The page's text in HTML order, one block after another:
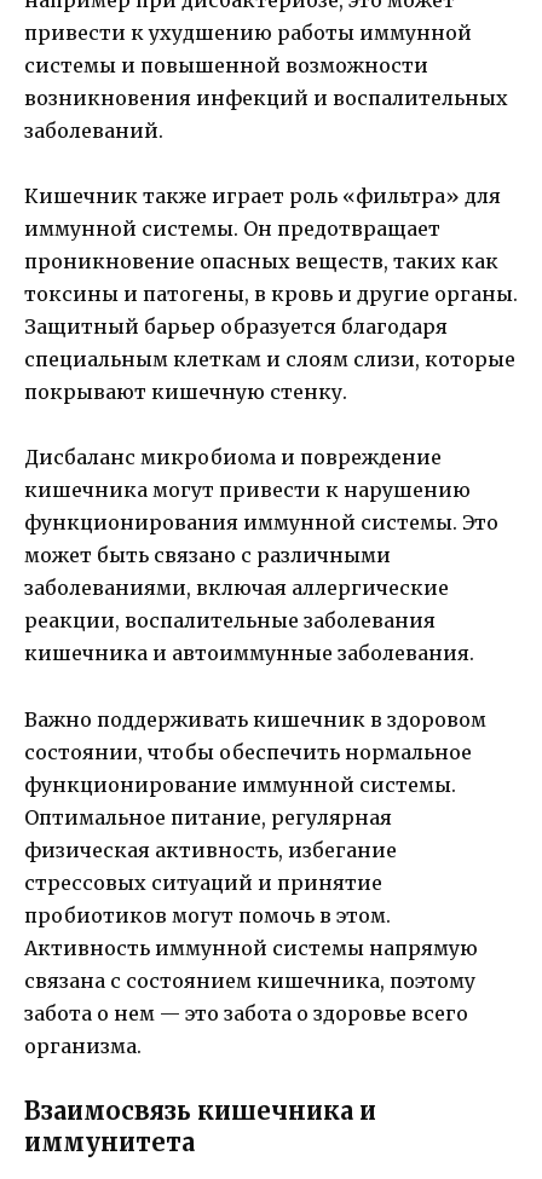
привести к ухудшению работы иммунной
системы и повышенной возможности
возникновения инфекций и воспалительных
заболеваний.
Кишечник также играет роль «фильтра» для
иммунной системы. Он предотвращает
проникновение опасных веществ, таких как
токсины и патогены, в кровь и другие органы.
Защитный барьер образуется благодаря
специальным клеткам и слоям слизи, которые
покрывают кишечную стенку.
Дисбаланс микробиома и повреждение
кишечника могут привести к нарушению
функционирования иммунной системы. Это
может быть связано с различными
заболеваниями, включая аллергические
реакции, воспалительные заболевания
кишечника и автоиммунные заболевания.
Важно поддерживать кишечник в здоровом
состоянии, чтобы обеспечить нормальное
функционирование иммунной системы.
Оптимальное питание, регулярная
физическая активность, избегание
стрессовых ситуаций и принятие
пробиотиков могут помочь в этом.
Активность иммунной системы напрямую
связана с состоянием кишечника, поэтому
забота о нем — это забота о здоровье всего
организма.
Взаимосвязь кишечника и
иммунитета